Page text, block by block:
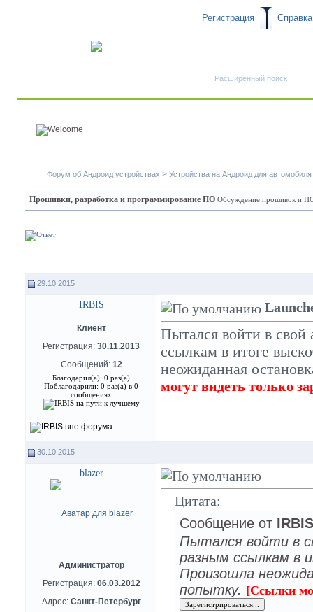
Регистрация Справка
Расширенный поиск
Форум об Андроид устройствах > Устройства на Андроид для автомобиля
Прошивки, разработка и программирование ПО Обсуждение прошивок и ПО
29.10.2015
IRBIS
Клиент
Регистрация: 30.11.2013
Сообщений: 12
Благодарил(а): 0 раз(а)
Поблагодарили: 0 раз(а) в 0
сообщениях
Пытался войти в свой
ссылкам в итоге
неожиданная
могут видеть только
30.10.2015
blazer
Администратор
Регистрация: 06.03.2012
Адрес: Санкт-Петербург
Цитата:
Сообщение от IRBIS
Пытался войти в
разным ссылкам в
Произошла
попытку. [Ссылки